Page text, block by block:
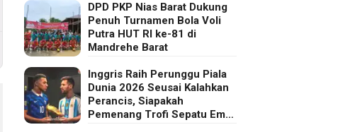
DPD PKP Nias Barat Dukung
Penuh Turnamen Bola Voli
Putra HUT RI ke-81 di
Mandrehe Barat
Inggris Raih Perunggu Piala
Dunia 2026 Seusai Kalahkan
Perancis, Siapakah
Pemenang Trofi Sepatu Emas